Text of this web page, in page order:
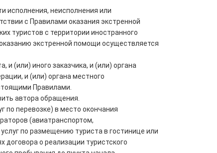
исполнения, неисполнения или
с Правилами оказания экстренной
туристов с территории иностранного
экстренной помощи осуществляется
(или) иного заказчика, и (или) органа
и (или) органа местного
Правилами.
автора обращения.
по перевозке) в место окончания
(авиатранспортом,
по размещению туриста в гостинице или
о реализации туристского